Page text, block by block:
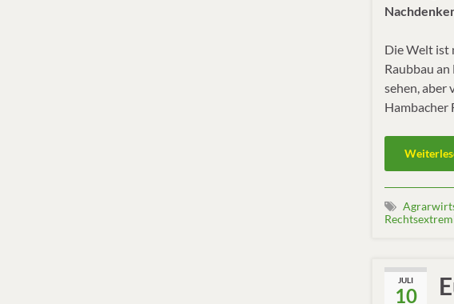
Die Welt ist
Raubbau
sehen, aber
Hambacher
JULI
10